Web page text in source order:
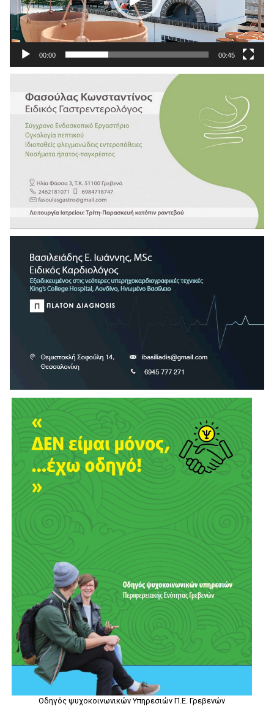
00:00 00:45
Οδηγός ψυχοκοινωνικών Υπηρεσιών Π.Ε. Γρεβενών